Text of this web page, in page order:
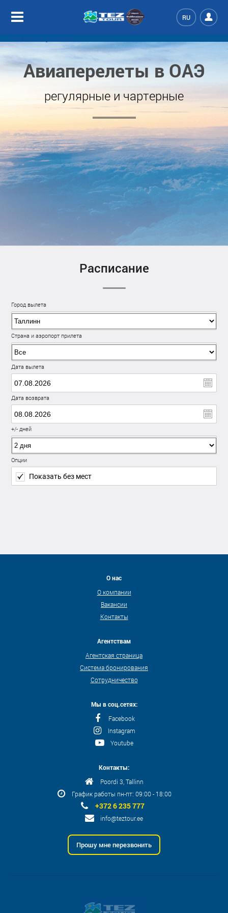
RU
Авиаперелеты в ОАЭ
регулярные и чартерные
Расписание
Город вылета
Страна и аэропорт прилета
Дата вылета
Дата возврата
+/- дней
Опции
Показать без мест
О нас
О компании
Вакансии
Контакты
Агентствам
Агентская страница
Система бронирования
Сотрудничество
Мы в соц.сетях:
Facebook
Instagram
Youtube
Контакты:
Poordi 3, Tallinn
График работы пн-пт: 09:00 - 18:00
+372 6 235 777
info@teztour.ee
Прошу мне перезвонить